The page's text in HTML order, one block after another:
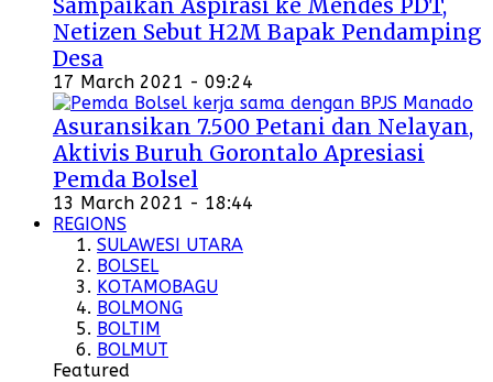
Sampaikan Aspirasi ke Mendes PDT,
Netizen Sebut H2M Bapak Pendamping
Desa
17 March 2021 - 09:24
Asuransikan 7.500 Petani dan Nelayan,
Aktivis Buruh Gorontalo Apresiasi
Pemda Bolsel
13 March 2021 - 18:44
REGIONS
SULAWESI UTARA
BOLSEL
KOTAMOBAGU
BOLMONG
BOLTIM
BOLMUT
Featured